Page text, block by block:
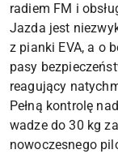
radiem FM i
Jazda jest
z pianki EVA, a o
pasy
reagujący
Pełną kontrolę
wadze do 30 kg
nowoczesnego